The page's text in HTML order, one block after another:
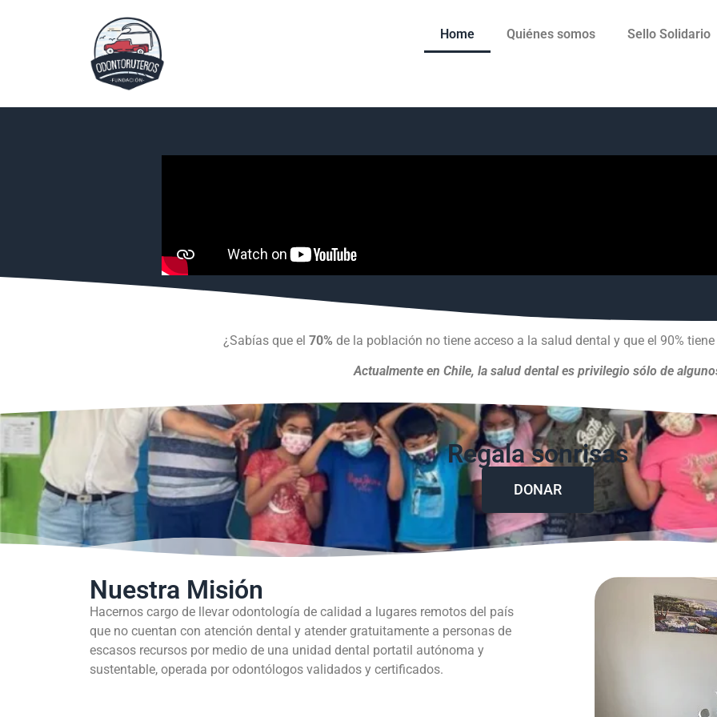
Home Quiénes somos Sello Solidario
¿Sabías que el 70% de la población no tiene acceso a la salud dental y que el 90%
Actualmente en Chile, la salud dental es privilegio sólo de
Regala sonrisas
DONAR
Nuestra Misión
Hacernos cargo de llevar odontología de calidad a lugares remotos del país
que no cuentan con atención dental y atender gratuitamente a personas de
escasos recursos por medio de una unidad dental portatil autónoma y
sustentable, operada por odontólogos validados y certificados.